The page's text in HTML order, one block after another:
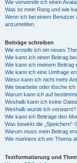
Wie verwende ich einen
Was ist mein Rang und wie
Wenn ich bei einem
anzumelden.
Beiträge schreiben
Wie erstelle ich ein neues
Wie kann ich einen Beitrag
Wie kann ich meinem Beitrag
Wie kann ich eine Umfrage
Wieso kann ich nicht mehr
Wie bearbeite oder lösche
Warum kann ich auf
Weshalb kann ich keine
Weshalb wurde ich verwarnt?
Wie kann ich Beiträge den
Was bewirkt die
Warum muss mein Beitrag
Wie markiere ich ein Thema
Textformatierung und